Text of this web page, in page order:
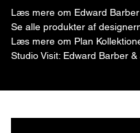
Læs mere om Edward
Se alle produkter af
Læs mere om Plan
Studio Visit: Edward Barber